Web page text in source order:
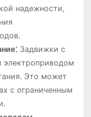
надежности,
Задвижки с
электроприводом
Это может
с ограниченным